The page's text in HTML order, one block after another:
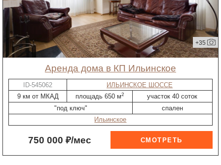
+35
Аренда дома в КП Ильинское
ID-545062
ИЛЬИНСКОЕ ШОССЕ
9 км от МКАД
площадь 650 м2
участок 40 соток
"под ключ"
спален
Ильинское
750 000 ₽/мес